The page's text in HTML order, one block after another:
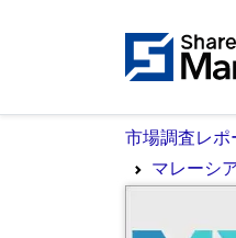
市場調査レ
マレーシ